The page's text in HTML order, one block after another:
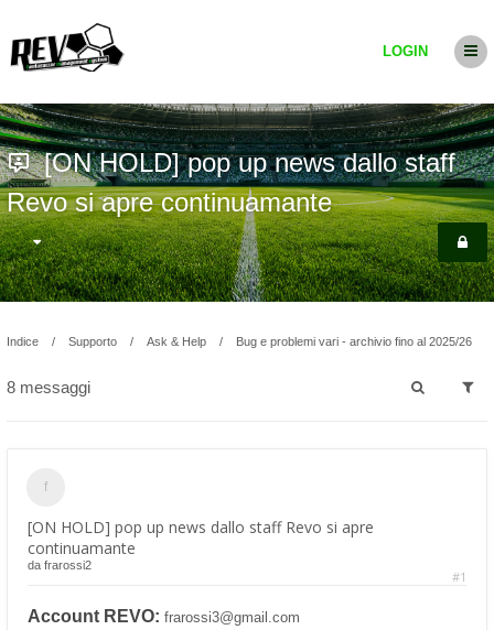
LOGIN
[ON HOLD] pop up news dallo staff
Revo si apre continuamante
Indice Supporto Ask & Help Bug e problemi vari - archivio fino al 2025/26
8 messaggi
[ON HOLD] pop up news dallo staff Revo si apre
continuamante
#1
da frarossi2
Account REVO: frarossi3@gmail.com